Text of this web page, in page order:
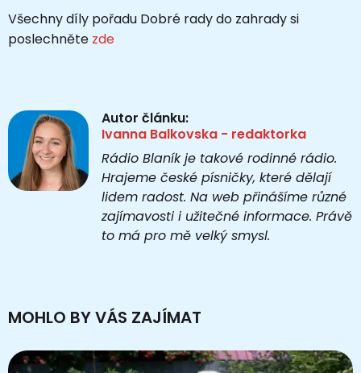
Všechny díly pořadu Dobré rady do zahrady si
poslechněte zde
Autor článku:
Ivanna Balkovska - redaktorka
Rádio Blaník je takové rodinné rádio.
Hrajeme české písničky, které dělají
lidem radost. Na web přinášíme různé
zajímavosti i užitečné informace. Právě
to má pro mě velký smysl.
MOHLO BY VÁS ZAJÍMAT